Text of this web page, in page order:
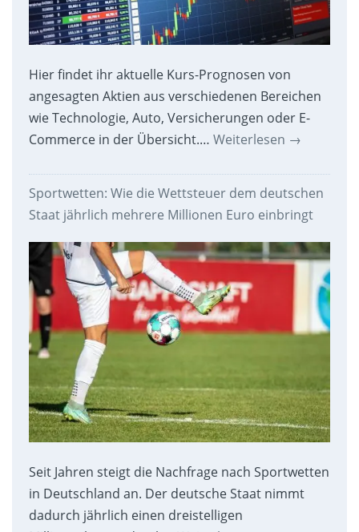
Hier findet ihr aktuelle Kurs-Prognosen von
angesagten Aktien aus verschiedenen Bereichen
wie Technologie, Auto, Versicherungen oder E-
Commerce in der Übersicht.… Weiterlesen →
Sportwetten: Wie die Wettsteuer dem deutschen
Staat jährlich mehrere Millionen Euro einbringt
Seit Jahren steigt die Nachfrage nach Sportwetten
in Deutschland an. Der deutsche Staat nimmt
dadurch jährlich einen dreistelligen